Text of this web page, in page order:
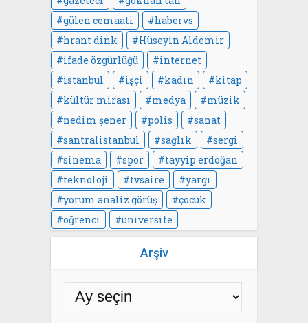
gülen cemaati
habervs
hrant dink
Hüseyin Aldemir
ifade özgürlüğü
internet
istanbul
işçi kadın
kitap
kültür mirası
medya
müzik
nedim şener
polis
sanat
santralistanbul
sağlık
sergi
sinema
spor
tayyip erdoğan
teknoloji
tvsaire
yargı
yorum analiz görüş
çocuk
öğrenci
üniversite
Arşiv